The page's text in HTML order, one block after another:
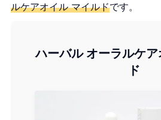
ルケアオイル マイルドです。
ハーバル オーラルケ
ド